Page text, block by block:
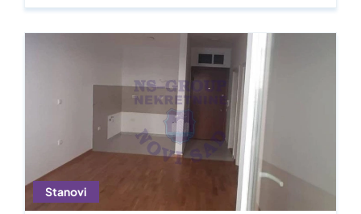
Stanovi